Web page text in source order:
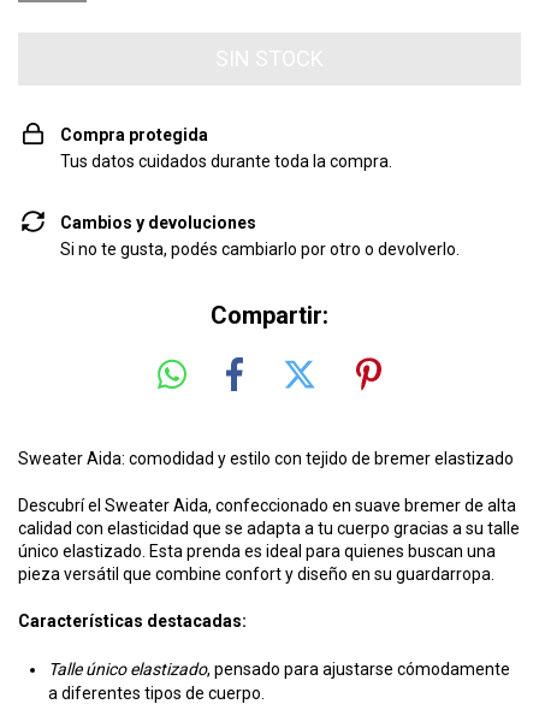
Compra protegida
Tus datos cuidados durante toda la compra.
Cambios y devoluciones
Si no te gusta, podés cambiarlo por otro o devolverlo.
Compartir:
Sweater Aida: comodidad y estilo con tejido de bremer elastizado
Descubrí el Sweater Aida, confeccionado en suave bremer de alta
calidad con elasticidad que se adapta a tu cuerpo gracias a su talle
único elastizado. Esta prenda es ideal para quienes buscan una
pieza versátil que combine confort y diseño en su guardarropa.
Características destacadas:
Talle único elastizado, pensado para ajustarse cómodamente
a diferentes tipos de cuerpo.